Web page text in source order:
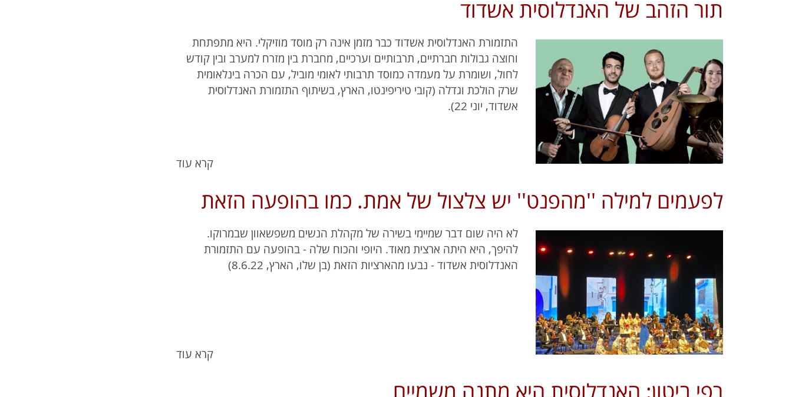
תור הזהב של האנדלוסית אשדוד
התזמורת האנדלוסית אשדוד כבר מזמן אינה רק מוסד מוזיקלי. היא מתפתחת
וחוצה גבולות חברתיים, תרבותיים וערכיים, מחברת בין מזרח למערב ובין קודש
לחול, ושומרת על מעמדה כמוסד תרבותי לאומי מוביל, עם הכרה בינלאומית
שרק הולכת וגדלה (קובי טיריפינטו, הארץ, בשיתוף התזמורת האנדלוסית
אשדוד, יוני 22).
קרא עוד
לפעמים למילה ''מהפנט'' יש צלצול של אמת. כמו בהופעה הזאת
לא היה שום דבר שמיימי בשירה של מקהלת הנשים משפשאוון שבמרוקו.
להיפך, היא היתה ארצית מאוד. היופי והכוח שלה - בהופעה עם התזמורת
האנדלוסית אשדוד - נבעו מהארציות הזאת (בן שלו, הארץ, 8.6.22)
קרא עוד
רפי ביטון: האנדלוסית היא מתנה משמיים